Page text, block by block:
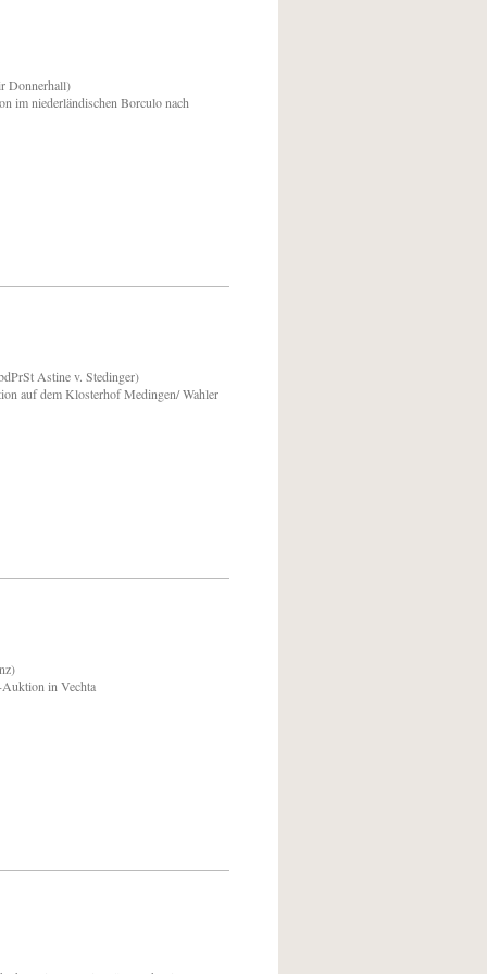
Donnerhall)
im niederländischen Borculo nach
Astine v. Stedinger)
auf dem Klosterhof Medingen/ Wahler
in Vechta